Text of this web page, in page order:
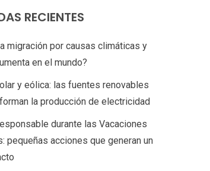
RECIENTES
migración por causas climáticas y
en el mundo?
y eólica: las fuentes renovables
la producción de electricidad
durante las Vacaciones
pequeñas acciones que generan un